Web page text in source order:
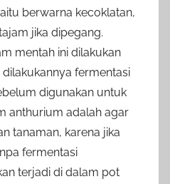
berwarna kecoklatan,
jika dipegang.
mentah ini dilakukan
fermentasi
digunakan untuk
anthurium adalah agar
tanaman, karena jika
fermentasi
terjadi di dalam pot